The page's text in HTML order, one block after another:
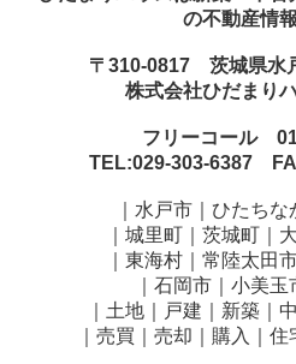
の不動産情
〒310-0817 茨城県水
株式会社ひだまり
フリーコール
TEL:029-303-6387
｜水戸市｜ひたちな
｜城里町｜茨城町｜
｜東海村｜常陸太田
｜石岡市｜小美
｜土地｜戸建｜新築｜
｜売買｜売却｜購入｜住